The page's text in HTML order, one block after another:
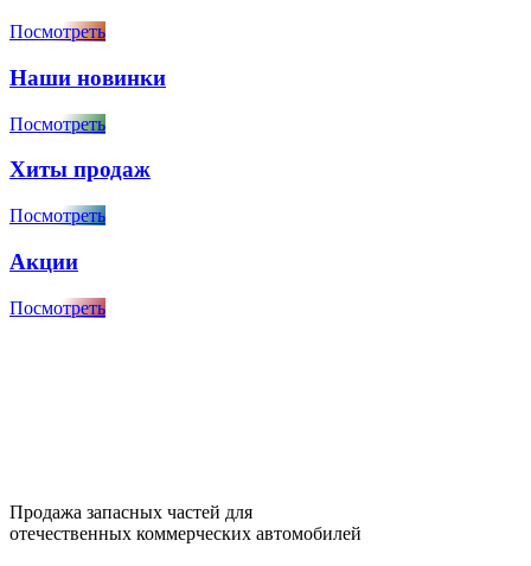
Посмотреть
Наши новинки
Посмотреть
Хиты продаж
Посмотреть
Акции
Посмотреть
Продажа запасных частей для
отечественных коммерческих автомобилей